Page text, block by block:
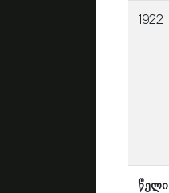
წელი
1922